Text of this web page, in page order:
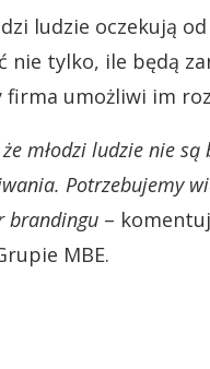
ludzie oczekują
nie tylko, ile będą
firma umożliwi im
młodzi ludzie nie
Potrzebujemy
brandingu –
MBE.